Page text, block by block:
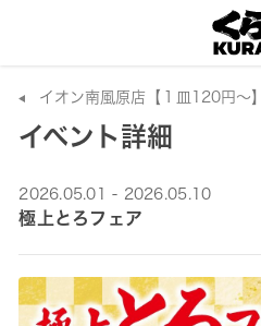
イオン南風原店【１皿120円～】
イベント詳細
2026.05.01 - 2026.05.10
極上とろフェア